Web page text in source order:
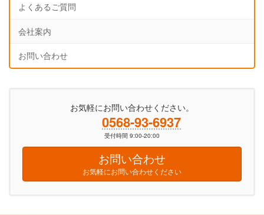
よくあるご質問
会社案内
お問い合わせ
お気軽にお問い合わせください。
0568-93-6937
受付時間 9:00-20:00
お問い合わせ
お気軽にお問い合わせください